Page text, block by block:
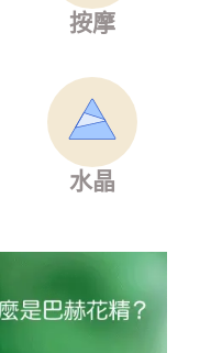
按摩
水晶